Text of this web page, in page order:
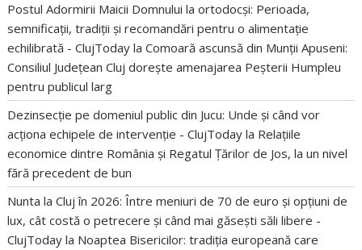
Postul Adormirii Maicii Domnului la ortodocși: Perioada,
semnificații, tradiții și recomandări pentru o alimentație
echilibrată - ClujToday laComoară ascunsă din Munții Apuseni:
Consiliul Județean Cluj dorește amenajarea Peșterii Humpleu
pentru publicul larg
Dezinsecție pe domeniul public din Jucu: Unde și când vor
acționa echipele de intervenție - ClujToday la Relațiile
economice dintre România și Regatul Țărilor de Jos, la un nivel
fără precedent de bun
Nunta la Cluj în 2026: Între meniuri de 70 de euro și opțiuni de
lux, cât costă o petrecere și când mai găsești săli libere -
ClujToday la Noaptea Bisericilor: tradiția europeană care